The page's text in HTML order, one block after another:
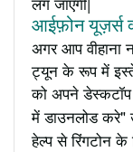
आईफ़ोन यूज़र्स
अगर आप वीहाना
ट्यून के रूप में
को अपने
में डाउनलोड
हेल्प से रिंगटोन